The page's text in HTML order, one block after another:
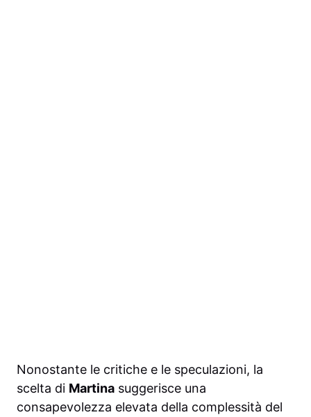
Nonostante le critiche e le speculazioni, la
scelta di Martina suggerisce una
consapevolezza elevata della complessità del